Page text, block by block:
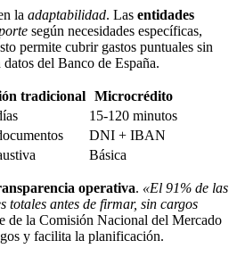
la adaptabilidad. Las entidades
según necesidades específicas,
permite cubrir gastos puntuales sin
del Banco de España.
tradicional Microcrédito
15-120 minutos
DNI + IBAN
Básica
operativa. «El 91% de las
totales antes de firmar, sin cargos
de la Comisión Nacional del Mercado
y facilita la planificación.